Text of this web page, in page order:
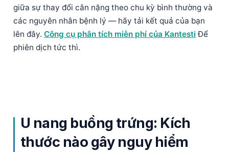
giữa sự thay đổi cân nặng theo chu kỳ bình thường và
các nguyên nhân bệnh lý — hãy tải kết quả của bạn
lên đây. Công cụ phân tích miễn phí của Kantesti Để
phiên dịch tức thì.
U nang buồng trứng: Kích
thước nào gây nguy hiểm
Português
Ελληνικά
Български
Dansk
Nederlands